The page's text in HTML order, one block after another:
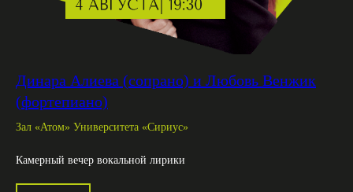
Динара Алиева (сопрано) и Любовь Венжик
(фортепиано)
Зал «Атом» Университета «Сириус»
Камерный вечер вокальной лирики